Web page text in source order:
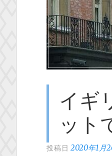
ブ
ン
と
デ
ジ
ー
イギ
ット
投稿日2020年1月